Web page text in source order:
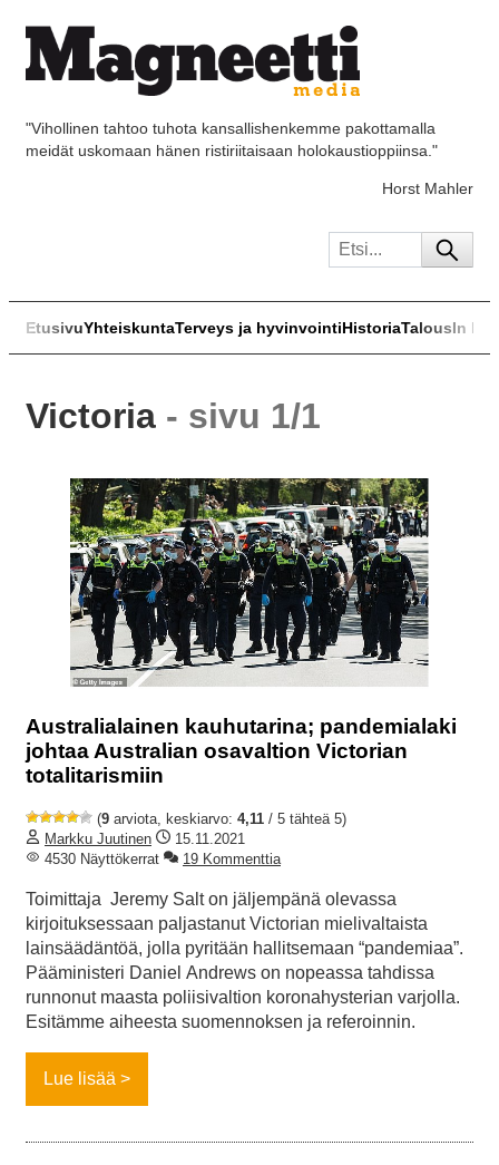
"Vihollinen tahtoo tuhota kansallishenkemme pakottamalla
meidät uskomaan hänen ristiriitaisaan holokaustioppiinsa."
Horst Mahler
EtusivuYhteiskuntaTerveys ja hyvinvointiHistoriaTalousIn
Victoria - sivu 1/1
Australialainen kauhutarina; pandemialaki
johtaa Australian osavaltion Victorian
totalitarismiin
(9 arviota, keskiarvo: 4,11 / 5 tähteä 5)
Markku Juutinen
15.11.2021
4530 Näyttökerrat
19 Kommenttia
Toimittaja Jeremy Salt on jäljempänä olevassa
kirjoituksessaan paljastanut Victorian mielivaltaista
lainsäädäntöä, jolla pyritään hallitsemaan “pandemiaa”.
Pääministeri Daniel Andrews on nopeassa tahdissa
runnonut maasta poliisivaltion koronahysterian varjolla.
Esitämme aiheesta suomennoksen ja referoinnin.
Lue lisää